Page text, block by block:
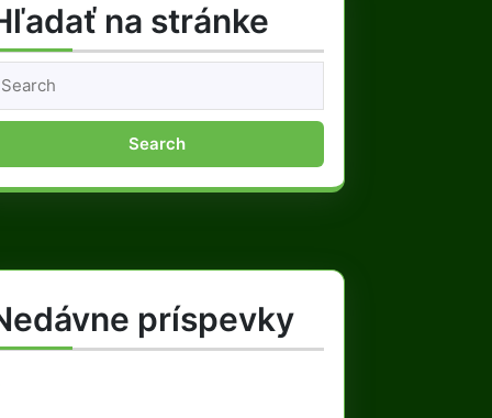
na stránke
príspevky